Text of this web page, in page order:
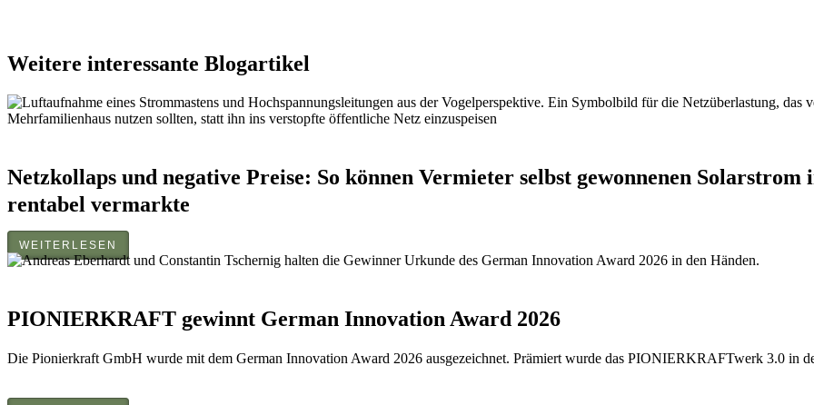
Weitere interessante Blogartikel
Netzkollaps und negative Preise: So können Vermieter selbst gewonnenen
rentabel vermarkte
WEITERLESEN
PIONIERKRAFT gewinnt German Innovation Award 2026
Die Pionierkraft GmbH wurde mit dem German Innovation Award 2026 ausgezeichnet. Prämiert wurde das PIONIERKRAFTwerk 3.0 in